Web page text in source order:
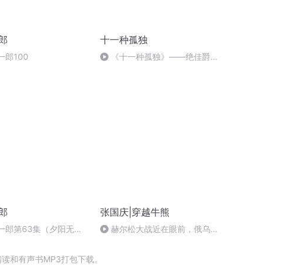
郎100
十一种孤独
《十一种孤独》——绝佳爵士
郎第63集（夕阳无限
张国庆|穿越牛熊
赫尔松大战近在眼前，俄乌冲
和有声书MP3打包下载。